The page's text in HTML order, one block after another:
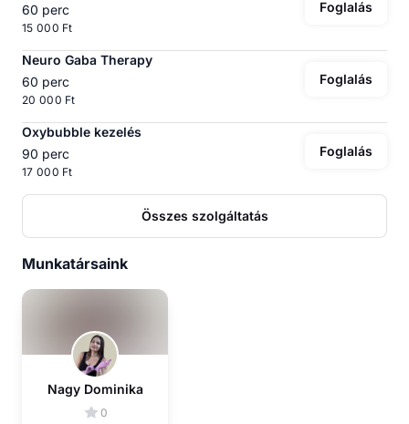
60 perc
15 000 Ft
Foglalás
Neuro Gaba Therapy
60 perc
20 000 Ft
Foglalás
Oxybubble kezelés
90 perc
17 000 Ft
Foglalás
Összes szolgáltatás
Munkatársaink
Nagy Dominika
0